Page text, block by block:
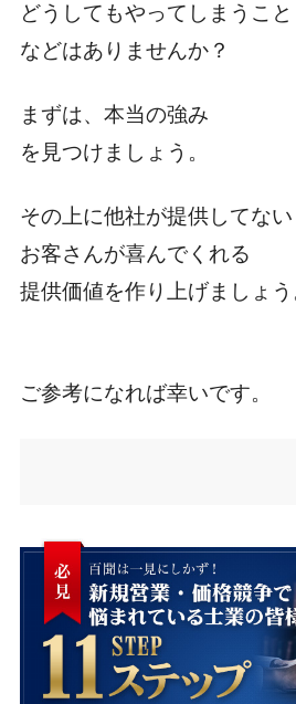
どうしてもやってしまうこと
などはありませんか？
まずは、本当の強み
を見つけましょう。
その上に他社が提供してない
お客さんが喜んでくれる
提供価値を作り上げましょう
ご参考になれば幸いです。